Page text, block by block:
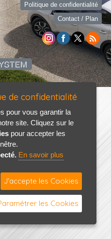
Politique de confidentialité
Contact / Plan
de confidentialité
pour vous garantir la
site. Cliquez sur le
pour accepter les
En savoir plus
J'accepte les Cookies
les Cookies